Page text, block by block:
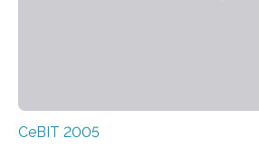
CeBIT 2005